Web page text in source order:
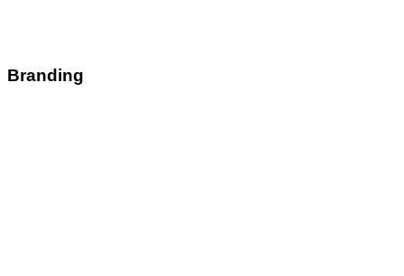
Branding